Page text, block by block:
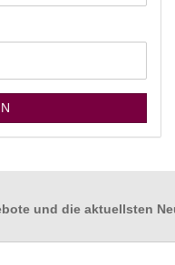
und die aktuellsten